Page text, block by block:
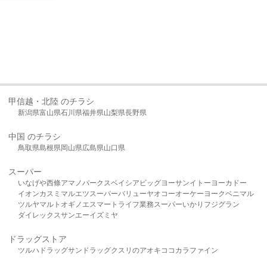
甲信越・北陸 のチラシ
新潟県富山県石川県福井県山梨県長野県
中国 のチラシ
鳥取県島根県岡山県広島県山口県
スーパー
いなげや西條アマノパークスベイシア ビッグヨーサンイトーヨーカドー
イオンカスミ マルエツスーパーバリューヤオコーオーケー ヨークベニマル
ツルヤマルト オギノ エスマート ライフ業務スーパーいかり フジグラン
ダイレックスサンエーイズミヤ
ドラッグストア
ツルハドラッグサンドラッグクスリのアオキ ココカラファイン